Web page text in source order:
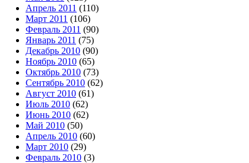
Апрель 2011 (110)
Март 2011 (106)
Февраль 2011 (90)
Январь 2011 (75)
Декабрь 2010 (90)
Ноябрь 2010 (65)
Октябрь 2010 (73)
Сентябрь 2010 (62)
Август 2010 (61)
Июль 2010 (62)
Июнь 2010 (62)
Май 2010 (50)
Апрель 2010 (60)
Март 2010 (29)
Февраль 2010 (3)